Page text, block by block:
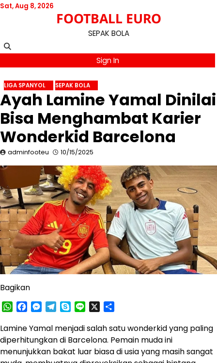
Skip
Sat, Aug 8, 2026
FOOTBALL EURO
SEPAK BOLA
Sign In
LIGA SPANYOL SEPAK BOLA
Ayah Lamine Yamal Dinilai
Bisa Menghambat Karier
Wonderkid Barcelona
adminfooteu 10/15/2025
Bagikan
WhatsApp
Facebook
Messenger
Telegram
SkypeLine
Lamine Yamal menjadi salah satu wonderkid yang paling
diperhitungkan di Barcelona. Pemain muda ini
menunjukkan bakat luar biasa di usia yang masih sangat